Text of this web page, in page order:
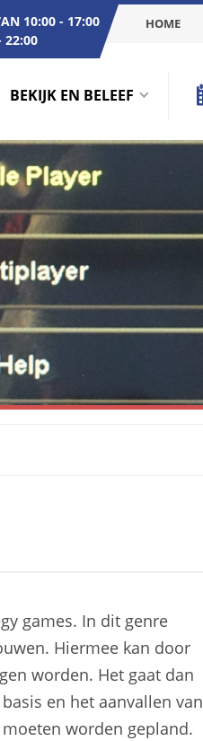
10:00 - 17:00
22:00
HOME
BEKIJK EN BELEEF
games. In dit genre
Hiermee kan door
worden. Het gaat dan
en het aanvallen van
worden gepland.